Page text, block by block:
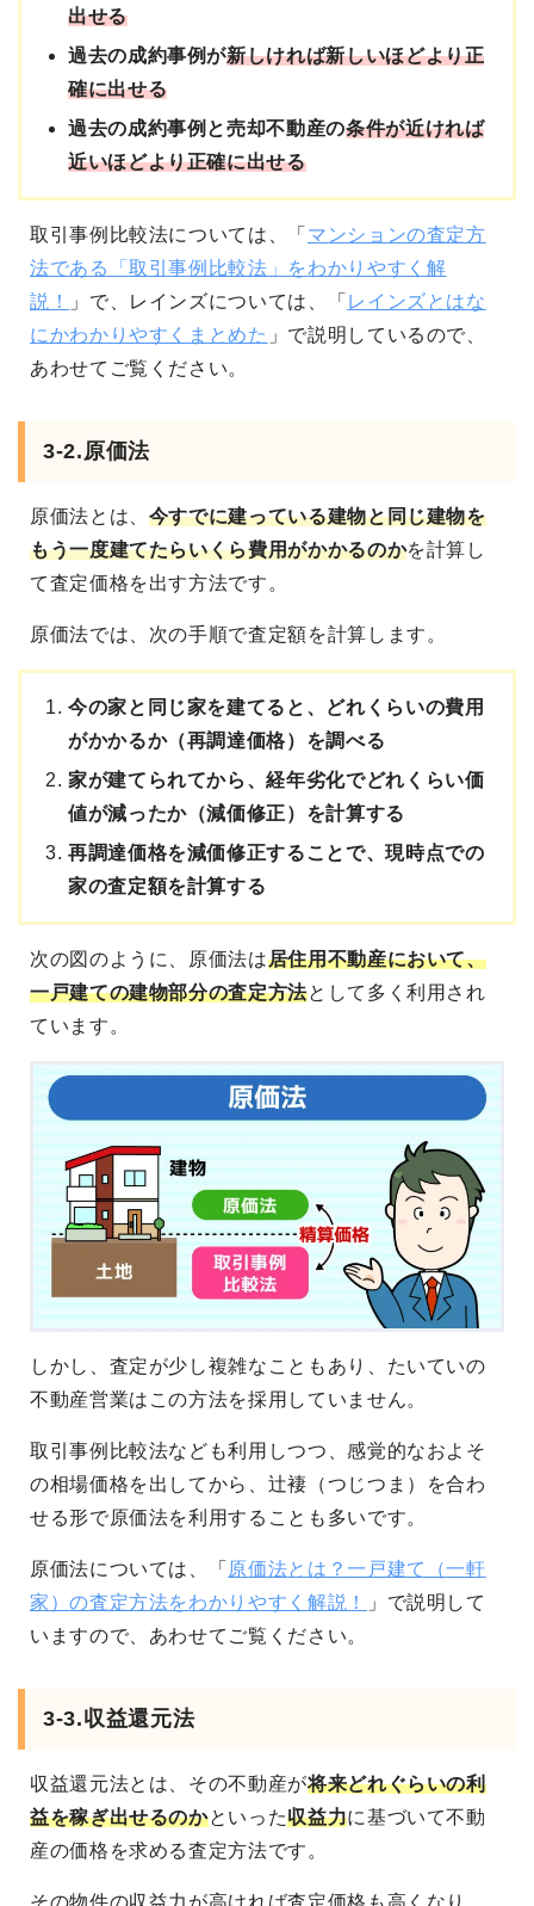
出せる
過去の成約事例が新しければ新しいほどより正
確に出せる
過去の成約事例と売却不動産の条件が近ければ
近いほどより正確に出せる
取引事例比較法については、「 マンションの査定方
法である「取引事例比較法」をわかりやすく解
説！
」で、レインズについては、「 レインズとはな
にかわかりやすくまとめた 」で説明しているので、
あわせてご覧ください。
3-2.原価法
原価法とは、 今すでに建っている建物と同じ建物を
もう一度建てたらいくら費用がかかるのかを計算し
て査定価格を出す方法です。
原価法では、次の手順で査定額を計算します。
今の家と同じ家を建てると、どれくらいの費用
がかかるか（再調達価格）を調べる
家が建てられてから、経年劣化でどれくらい価
値が減ったか（減価修正）を計算する
再調達価格を減価修正することで、現時点での
家の査定額を計算する
次の図のように、原価法は居住用不動産において、
一戸建ての建物部分の査定方法として多く利用され
ています。
しかし、査定が少し複雑なこともあり、たいていの
不動産営業はこの方法を採用していません。
取引事例比較法なども利用しつつ、感覚的なおよそ
の相場価格を出してから、辻褄（つじつま）を合わ
せる形で原価法を利用することも多いです。
原価法については、「 原価法とは？一戸建て（一軒
家）の査定方法をわかりやすく解説！
」で説明して
いますので、あわせてご覧ください。
3-3.収益還元法
収益還元法とは、その不動産が将来どれぐらいの利
益を稼ぎ出せるのかといった収益力に基づいて不動
産の価格を求める査定方法です。
その物件の収益力が高ければ査定価格も高くなり、